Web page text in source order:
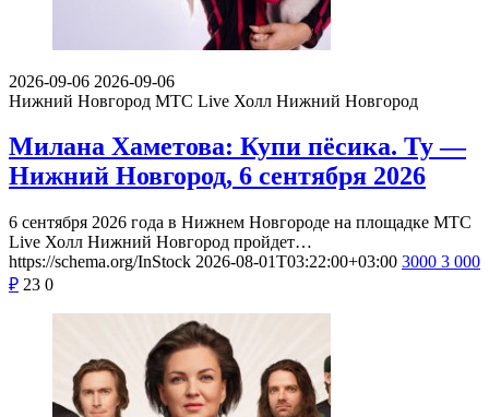
2026-09-06 2026-09-06
Нижний Новгород МТС Live Холл Нижний Новгород
Милана Хаметова: Купи пёсика. Ту —
Нижний Новгород, 6 сентября 2026
6 сентября 2026 года в Нижнем Новгороде на площадке МТС
Live Холл Нижний Новгород пройдет…
https://schema.org/InStock 2026-08-01T03:22:00+03:00 3000 3 000
₽ 23 0